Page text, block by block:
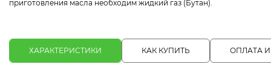
приготовления масла необходим жидкий газ (Бутан).
ХАРАКТЕРИСТИКИ КАК КУПИТЬ ОПЛАТА